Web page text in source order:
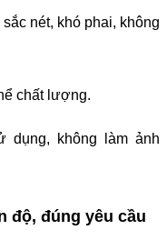
nét, khó phai, không
chất lượng.
dụng, không làm ảnh
độ, đúng yêu cầu